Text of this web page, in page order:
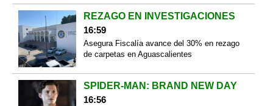
REZAGO EN INVESTIGACIONES
16:59
Asegura Fiscalía avance del 30% en rezago
de carpetas en Aguascalientes
SPIDER-MAN: BRAND NEW DAY
16:56